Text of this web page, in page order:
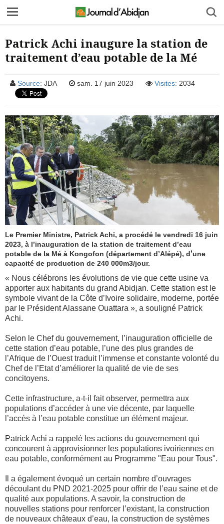
Patrick Achi inaugure la station de
traitement d’eau potable de la Mé
Source: JDA sam. 17 juin 2023 Visites: 2034
Le Premier Ministre, Patrick Achi, a procédé le vendredi 16 juin
2023, à l’inauguration de la station de traitement d’eau
potable de la Mé à Kongofon (département d’Alépé), d’́une
capacité de production de 240 000m3/jour.
« Nous célébrons les évolutions de vie que cette usine va
apporter aux habitants du grand Abidjan. Cette station est le
symbole vivant de la Côte d’Ivoire solidaire, moderne, portée
par le Président Alassane Ouattara », a souligné Patrick
Achi.
Selon le Chef du gouvernement, l’inauguration officielle de
cette station d’eau potable, l’une des plus grandes de
l’Afrique de l’Ouest traduit l’immense et constante volonté du
Chef de l’Etat d’améliorer la qualité de vie de ses
concitoyens.
Cette infrastructure, a-t-il fait observer, permettra aux
populations d’accéder à une vie décente, par laquelle
l’accès à l’eau potable constitue un élément majeur.
Patrick Achi a rappelé les actions du gouvernement qui
concourent à approvisionner les populations ivoiriennes en
eau potable, conformément au Programme "Eau pour Tous".
Il a également évoqué un certain nombre d’ouvrages
découlant du PND 2021-2025 pour offrir de l’eau saine et de
qualité aux populations. A savoir, la construction de
nouvelles stations pour renforcer l’existant, la construction
de nouveaux châteaux d’eau, la construction de systèmes